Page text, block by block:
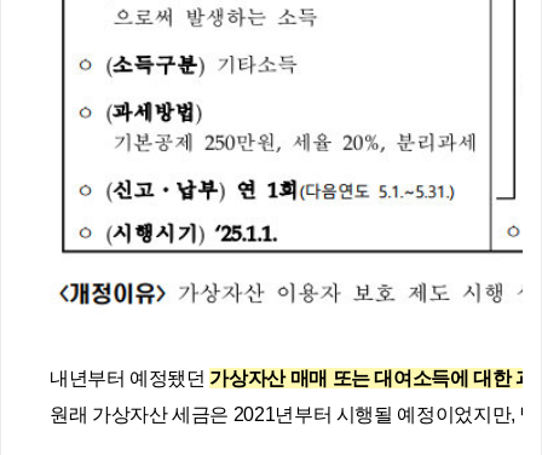
내년부터 예정됐던 가상자산 매매 또는 대여소득에 대한 과
원래 가상자산 세금은 2021년부터 시행될 예정이었지만,